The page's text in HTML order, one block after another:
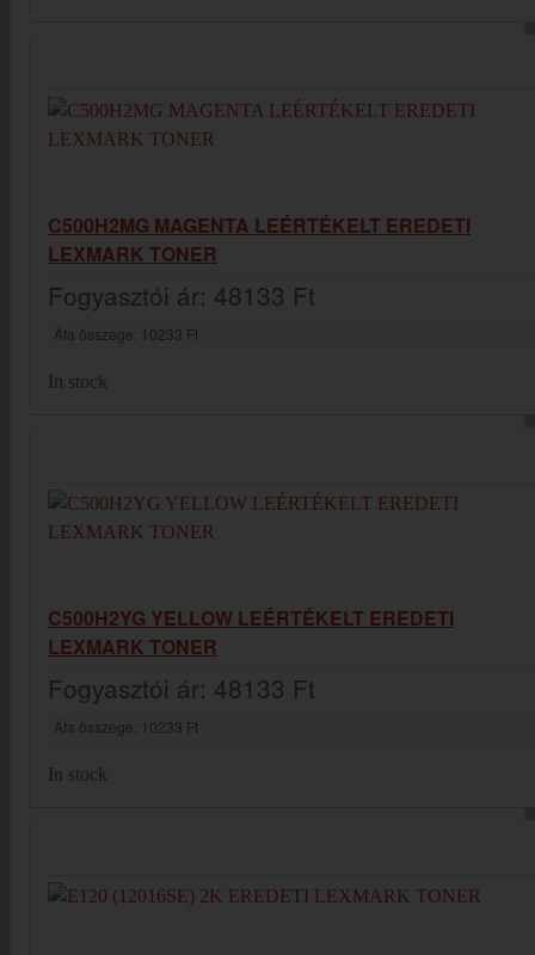
C500H2MG MAGENTA LEÉRTÉKELT EREDETI
LEXMARK TONER
Fogyasztói ár: 48133 Ft
Áfa összege: 10233 Ft
In stock
C500H2YG YELLOW LEÉRTÉKELT EREDETI
LEXMARK TONER
Fogyasztói ár: 48133 Ft
Áfa összege: 10233 Ft
In stock